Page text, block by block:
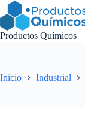
Saltar
al
contenido
Productos Químicos
Inicio Industrial